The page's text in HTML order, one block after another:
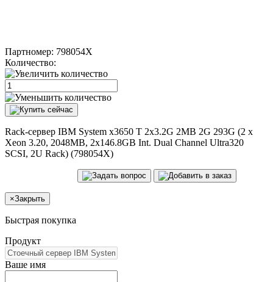
Партномер: 798054X
Количество:
Rack-сервер IBM System x3650 T 2x3.2G 2MB 2G 293G (2 x
Xeon 3.20, 2048MB, 2x146.8GB Int. Dual Channel Ultra320
SCSI, 2U Rack) (798054X)
×Закрыть
Быстрая покупка
Продукт
Ваше имя